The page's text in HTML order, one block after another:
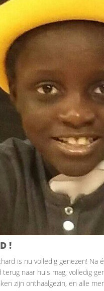
!
is nu volledig genezen! Na
naar huis mag, volledig
zijn onthaalgezin, en alle